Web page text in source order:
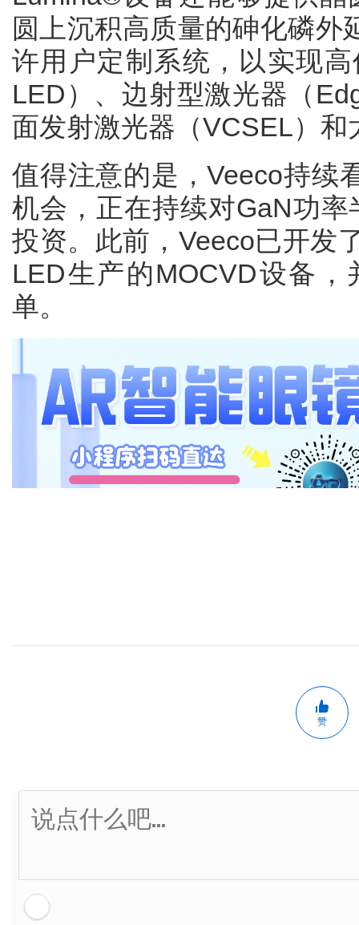
圆上沉积高质量的砷化磷
许用户定制系统，以实现
LED）、边射型激光器（
面发射激光器（VCSEL）
值得注意的是，Veeco持续
机会，正在持续对GaN功
投资。此前，Veeco已开发
LED生产的MOCVD设备
单。
赞